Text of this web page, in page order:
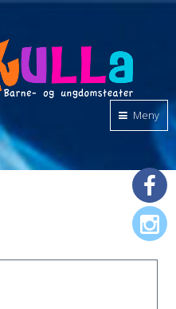
Meny